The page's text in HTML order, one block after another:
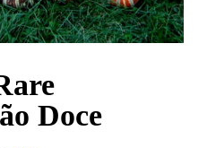
Doce